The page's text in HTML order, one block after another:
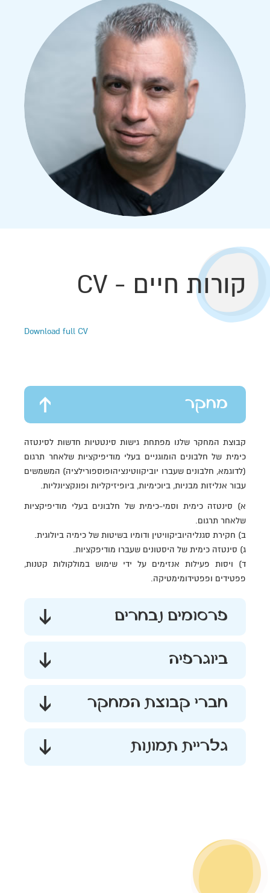
קורות חיים - CV
Download full CV
מחקר
קבוצת המחקר שלנו מפתחת גישות סינטטיות חדשות לסינטזה
כימית של חלבונים הומוגניים בעלי מודיפיקציות שלאחר תרגום
(לדוגמא, חלבונים שעברו יוביקווטינציהופוספורילציה) המשמשים
עבור אנליזות מבניות, ביוכימיות, ביופיזיקליות ופונקציונליות.
א) סינטזה כימית וסמי-כימית של חלבונים בעלי מודיפיקציות
שלאחר תרגום.
ב) חקירת סגנליהיוביקוויטין ודומיו בשיטות של כימיה ביולוגית.
ג) סינטזה כימית של היסטונים שעברו מודיפקציות.
ד) ויסות פעילות אנזימים על ידי שימוש במולקולות קטנות,
פפטידים ופפטידומימטיקה.
פרסומים נבחרים
ביוגרפיה
חברי קבוצת המחקר
גלריית תמונות